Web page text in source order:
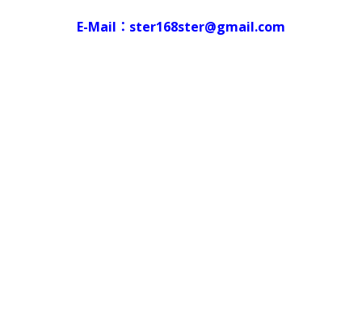
E-Mail：ster168ster@gmail.com